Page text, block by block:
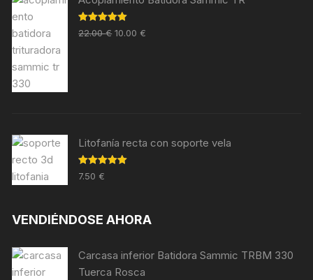
Valorado en
5.00de 5
22.00€ 10.00 €
Litofanía recta con soporte vela
Valorado en
5.00 de 5
7.50 €
VENDIÉNDOSE AHORA
Carcasa inferior Batidora Sammic TRBM 330
Tuerca Rosca